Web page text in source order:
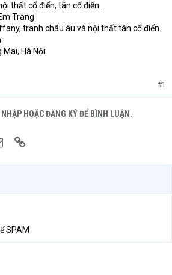
thất cổ điển, tân cổ điển.
Trang
tranh châu âu và nội thất tân cổ điển.
Hà Nội.
#1
HOẶC ĐĂNG KÝ ĐỂ BÌNH LUẬN.
Email
SPAM